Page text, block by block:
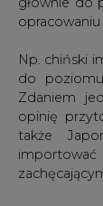
opracowaniu
Np. chiński
do
Zdaniem
opinię
także